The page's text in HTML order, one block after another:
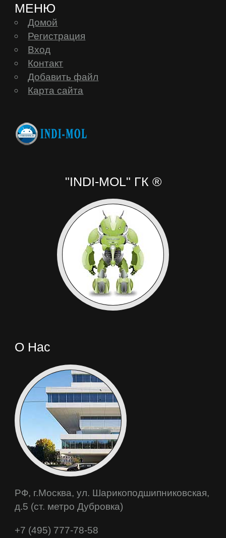
МЕНЮ
Домой
Регистрация
Вход
Контакт
Добавить файл
Карта сайта
"INDI-MOL" ГК ®
О Нас
РФ, г.Москва, ул. Шарикоподшипниковская,
д.5 (ст. метро Дубровка)
+7 (495) 777-78-58